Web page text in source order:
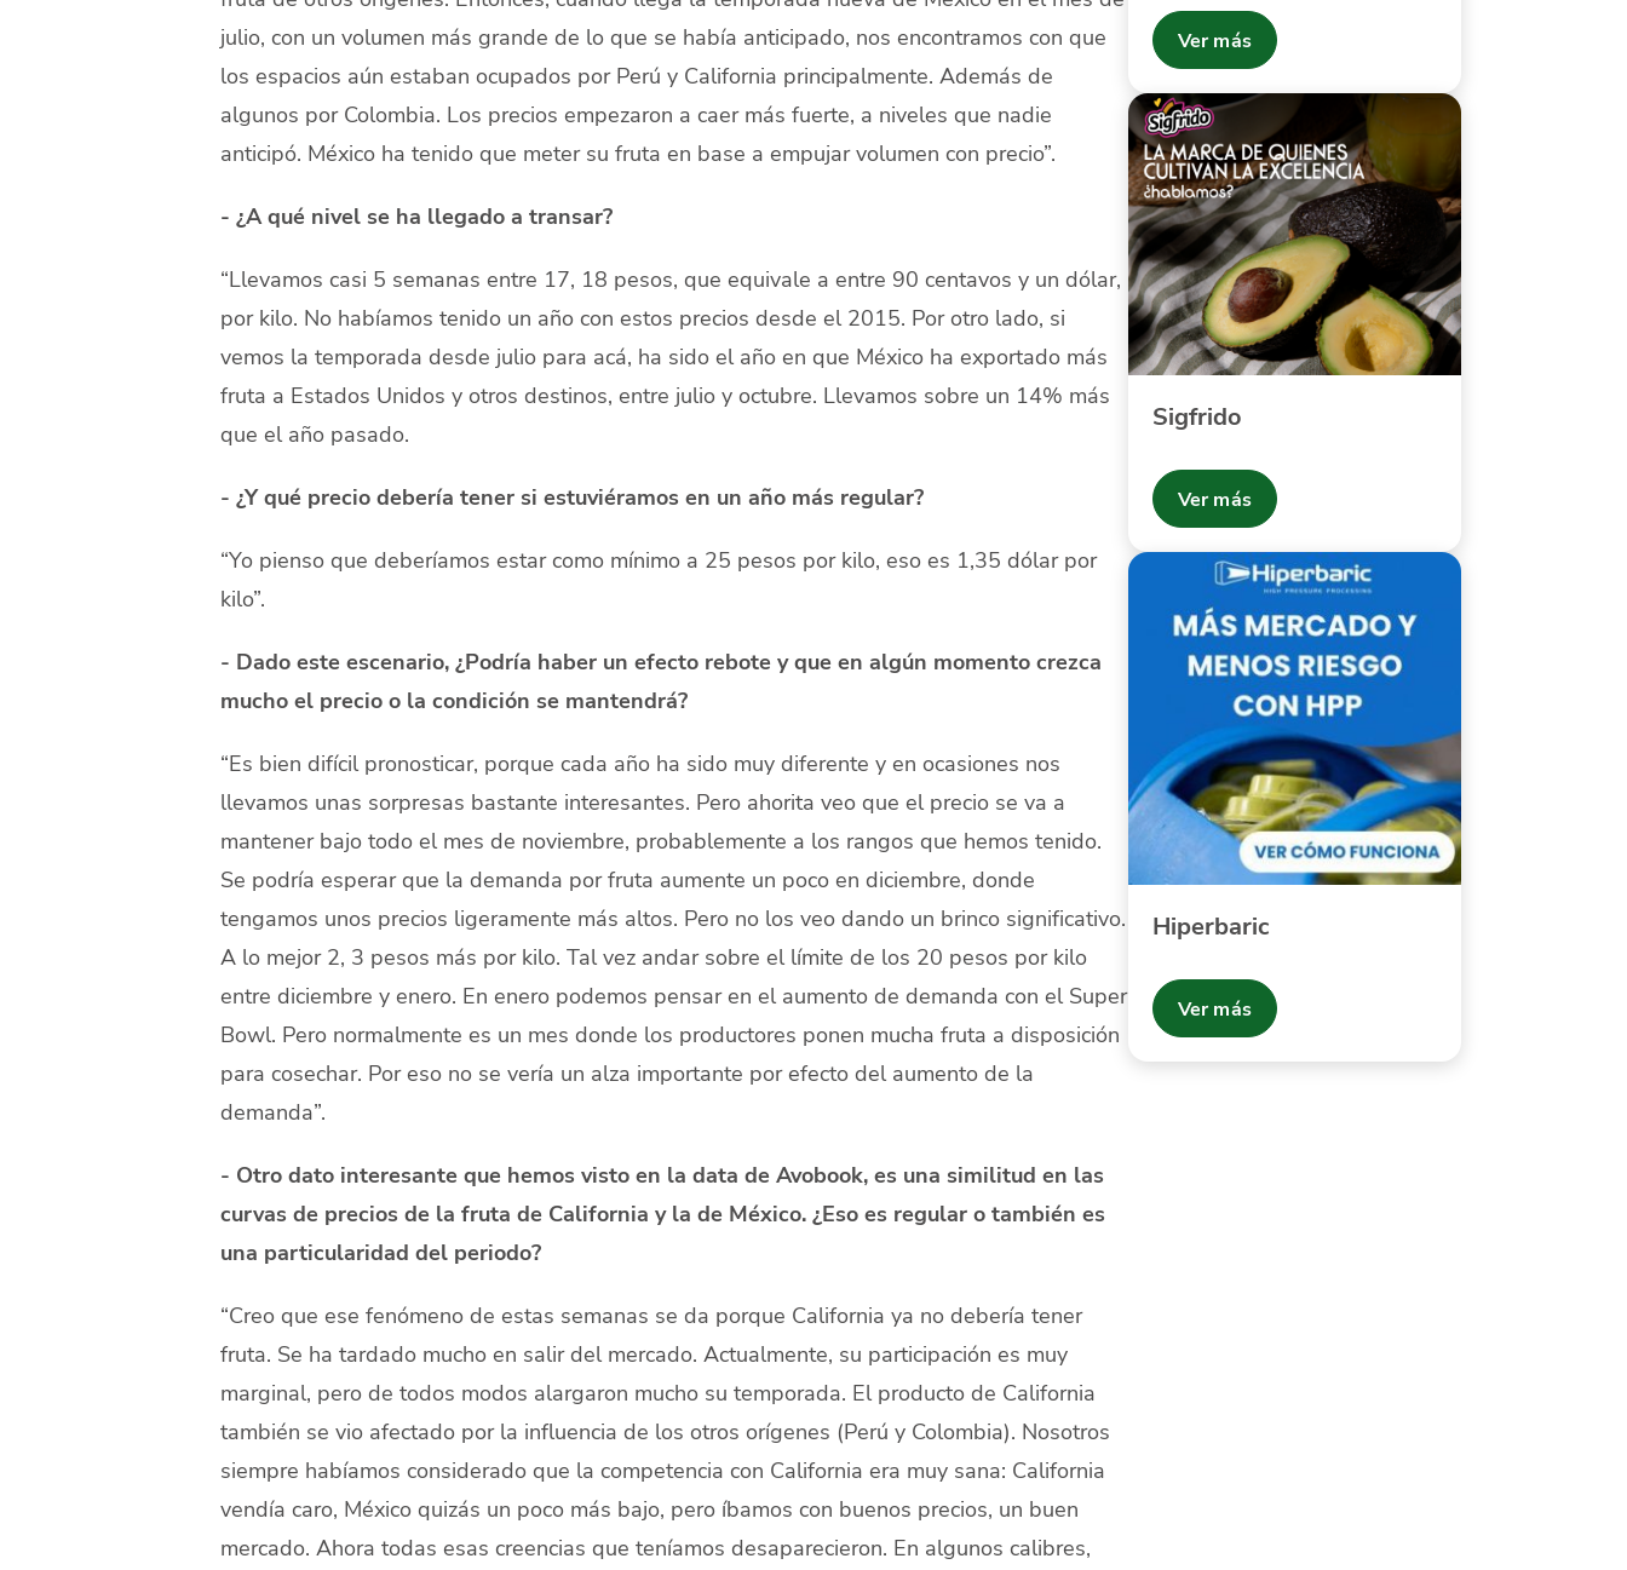
julio, con un volumen más grande de lo que se había anticipado, nos encontramos con que
los espacios aún estaban ocupados por Perú y California principalmente. Además de
algunos por Colombia. Los precios empezaron a caer más fuerte, a niveles que nadie
anticipó. México ha tenido que meter su fruta en base a empujar volumen con precio”.
- ¿A qué nivel se ha llegado a transar?
“Llevamos casi 5 semanas entre 17, 18 pesos, que equivale a entre 90 centavos y un dólar,
por kilo. No habíamos tenido un año con estos precios desde el 2015. Por otro lado, si
vemos la temporada desde julio para acá, ha sido el año en que México ha exportado más
fruta a Estados Unidos y otros destinos, entre julio y octubre. Llevamos sobre un 14% más
que el año pasado.
- ¿Y qué precio debería tener si estuviéramos en un año más regular?
“Yo pienso que deberíamos estar como mínimo a 25 pesos por kilo, eso es 1,35 dólar por
kilo”.
- Dado este escenario, ¿Podría haber un efecto rebote y que en algún momento crezca
mucho el precio o la condición se mantendrá?
“Es bien difícil pronosticar, porque cada año ha sido muy diferente y en ocasiones nos
llevamos unas sorpresas bastante interesantes. Pero ahorita veo que el precio se va a
mantener bajo todo el mes de noviembre, probablemente a los rangos que hemos tenido.
Se podría esperar que la demanda por fruta aumente un poco en diciembre, donde
tengamos unos precios ligeramente más altos. Pero no los veo dando un brinco significativo.
A lo mejor 2, 3 pesos más por kilo. Tal vez andar sobre el límite de los 20 pesos por kilo
entre diciembre y enero. En enero podemos pensar en el aumento de demanda con el Super
Bowl. Pero normalmente es un mes donde los productores ponen mucha fruta a disposición
para cosechar. Por eso no se vería un alza importante por efecto del aumento de la
demanda”.
- Otro dato interesante que hemos visto en la data de Avobook, es una similitud en las
curvas de precios de la fruta de California y la de México. ¿Eso es regular o también es
una particularidad del periodo?
“Creo que ese fenómeno de estas semanas se da porque California ya no debería tener
fruta. Se ha tardado mucho en salir del mercado. Actualmente, su participación es muy
marginal, pero de todos modos alargaron mucho su temporada. El producto de California
también se vio afectado por la influencia de los otros orígenes (Perú y Colombia). Nosotros
siempre habíamos considerado que la competencia con California era muy sana: California
vendía caro, México quizás un poco más bajo, pero íbamos con buenos precios, un buen
mercado. Ahora todas esas creencias que teníamos desaparecieron. En algunos calibres,
Ver más
Sigfrido
Ver más
Hiperbaric
Ver más